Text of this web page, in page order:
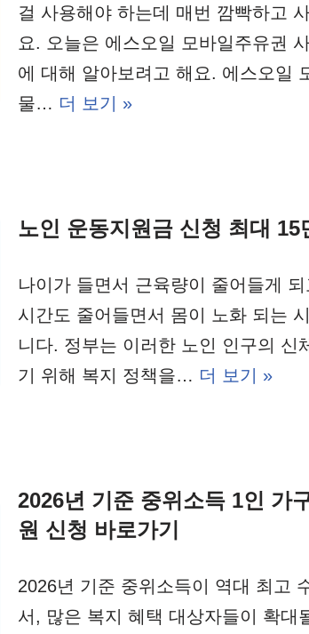
걸 사용해야 하는데 매번 깜빡하고
요. 오늘은 에스오일 모바일주유권
에 대해 알아보려고 해요. 에스오일
물… 더 보기 »
노인 운동지원금 신청 최대 15
나이가 들면서 근육량이 줄어들게
시간도 줄어들면서 몸이 노화 되는
니다. 정부는 이러한 노인 인구의 신
기 위해 복지 정책을… 더 보기 »
2026년 기준 중위소득 1인 가
원 신청 바로가기
2026년 기준 중위소득이 역대 최고
서, 많은 복지 혜택 대상자들이 확대